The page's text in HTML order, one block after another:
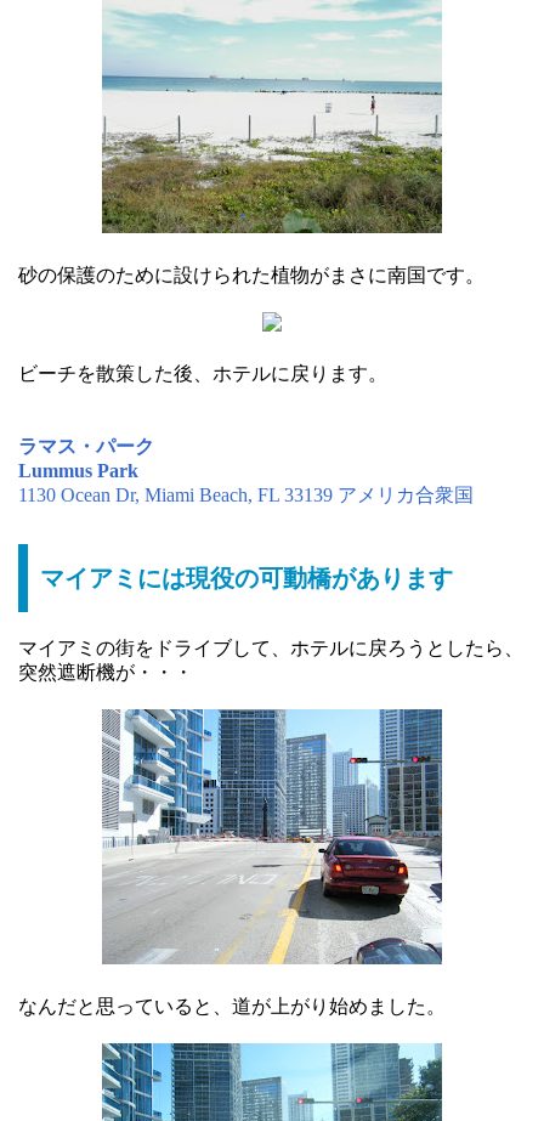
砂の保護のために設けられた植物がまさに南国です。
ビーチを散策した後、ホテルに戻ります。
ラマス・パーク
Lummus Park
1130 Ocean Dr, Miami Beach, FL 33139 アメリカ合衆国
マイアミには現役の可動橋があります
マイアミの街をドライブして、ホテルに戻ろうとしたら、
突然遮断機が・・・
なんだと思っていると、道が上がり始めました。